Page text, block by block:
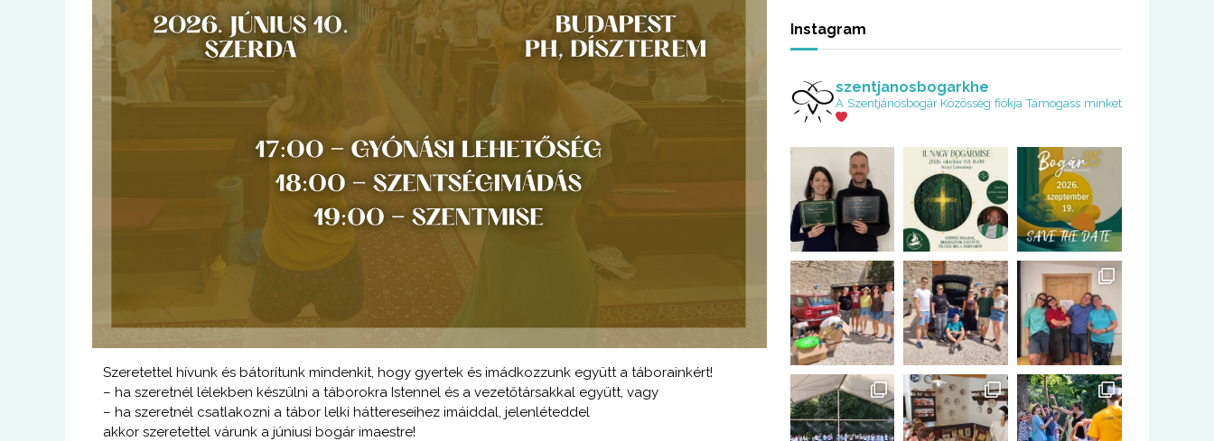
Szeretettel hívunk és bátorítunk mindenkit, hogy gyertek és imádkozzunk együtt a táborainkért!
– ha szeretnél lélekben készülni a táborokra Istennel és a vezetőtársakkal együtt, vagy
– ha szeretnél csatlakozni a tábor lelki háttereseihez imáiddal, jelenléteddel
akkor szeretettel várunk a júniusi bogár imaestre!
Instagram
szentjanosbogarkhe
A Szentjánosbogár Közösség fiókja Támogass minket